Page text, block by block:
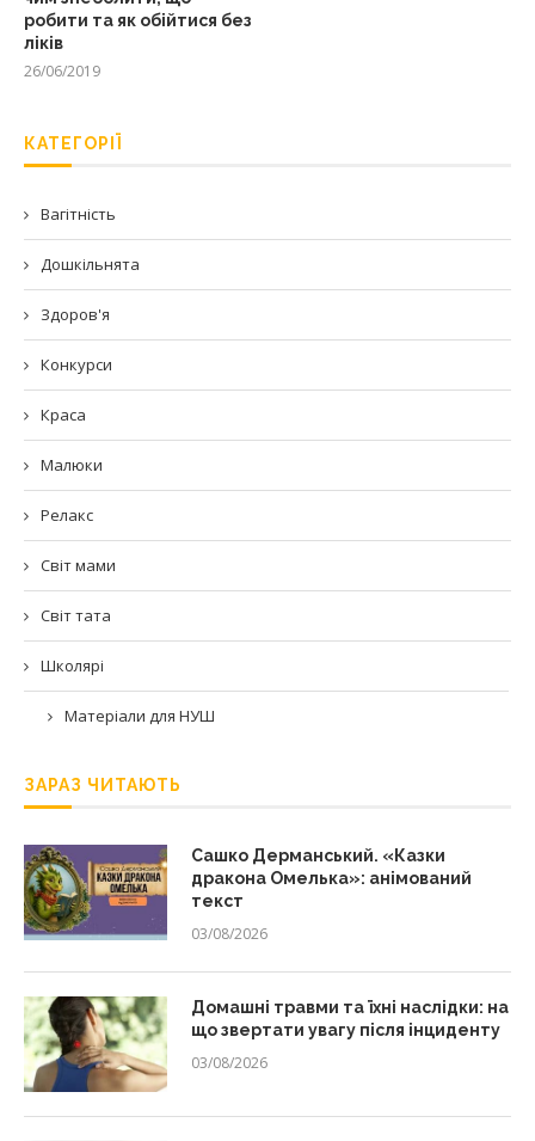
робити та як обійтися без
ліків
26/06/2019
КАТЕГОРІЇ
Вагітність
Дошкільнята
Здоров'я
Конкурси
Краса
Малюки
Релакс
Світ мами
Світ тата
Школярі
Матеріали для НУШ
ЗАРАЗ ЧИТАЮТЬ
Сашко Дерманський. «Казки
дракона Омелька»: анімований
текст
03/08/2026
Домашні травми та їхні наслідки: на
що звертати увагу після інциденту
03/08/2026